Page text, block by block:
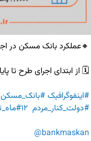
#اینفوگرافیک#بانک_مسکن
#دولت_کنار_مردم #۱۲ماه_تلاش
@bankmaskan